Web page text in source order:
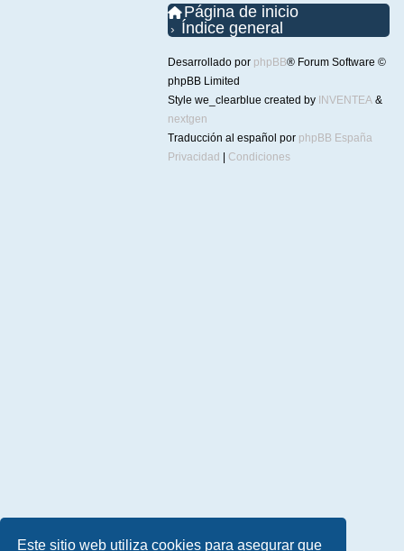
Este sitio web utiliza cookies para asegurar que
Página de inicio
Índice general
Desarrollado por phpBB® Forum Software ©
phpBB Limited
Style we_clearblue created by INVENTEA &
nextgen
Traducción al español por phpBB España
Privacidad
Condiciones